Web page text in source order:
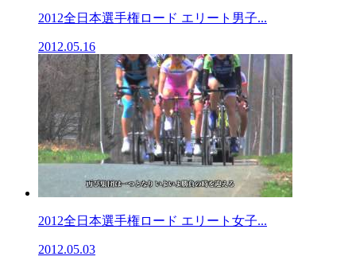
2012全日本選手権ロード エリート男子...
2012.05.16
2012全日本選手権ロード エリート女子...
2012.05.03